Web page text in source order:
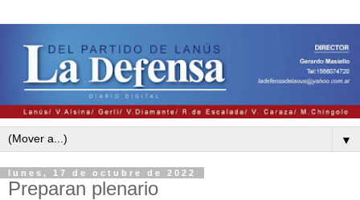
▼
lunes, 17 de octubre de 2022
Preparan plenario